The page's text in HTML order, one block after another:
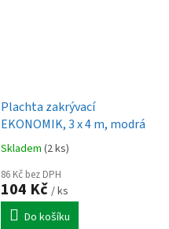
Plachta zakrývací
EKONOMIK, 3 x 4 m, modrá
Skladem (2 ks)
86 Kč bez DPH
104 Kč / ks
Do košíku